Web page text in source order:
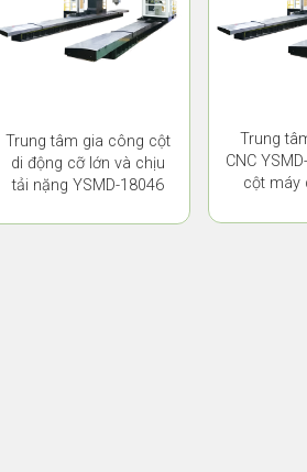
Trung tâm gia công cột
di động cỡ lớn và chịu
tải nặng YSMD-18046
Trung
CNC
cột máy